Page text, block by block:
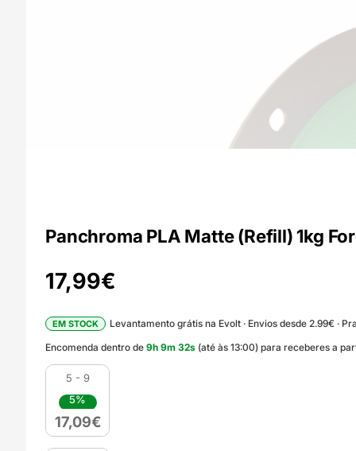
Panchroma PLA Matte (Refill) 1kg
17,99€
EM STOCK
Levantamento grátis na Evolt · Envios desde 2.99€ ·
Encomenda dentro de9h9m30s(até às 13:00) para receberes a
5 - 9
5%
17,09€